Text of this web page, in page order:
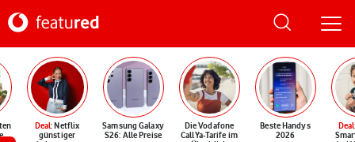
Deal: Netflix
günstiger
Samsung Galaxy
S26: Alle Preise
Die Vodafone
CallYa-Tarife im
Beste Handys
2026
Deal